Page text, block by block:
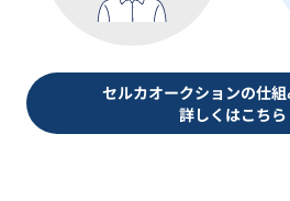
セルカオークションの仕
詳しくはこちら